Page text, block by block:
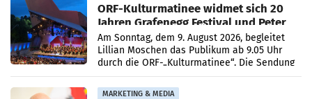
ORF-Kulturmatinee widmet sich 20
Jahren Grafenegg Festival und Peter
Simonischek
Am Sonntag, dem 9. August 2026, begleitet
Lillian Moschen das Publikum ab 9.05 Uhr
durch die ORF-„Kulturmatinee“. Die Sendung
startet mit der Dokumentation „20 Jahre
Grafenegg
MARKETING & MEDIA